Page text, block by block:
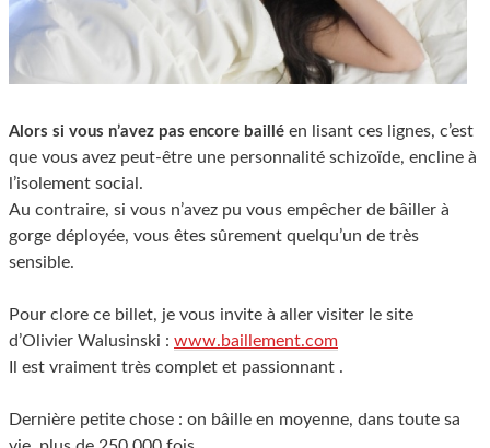
Alors si vous n’avez pas encore baillé en lisant ces lignes, c’est
que vous avez peut-être une personnalité schizoïde, encline à
l’isolement social.
Au contraire, si vous n’avez pu vous empêcher de bâiller à
gorge déployée, vous êtes sûrement quelqu’un de très
sensible.
Pour clore ce billet, je vous invite à aller visiter le site
d’Olivier Walusinski : www.baillement.com
Il est vraiment très complet et passionnant .
Dernière petite chose : on bâille en moyenne, dans toute sa